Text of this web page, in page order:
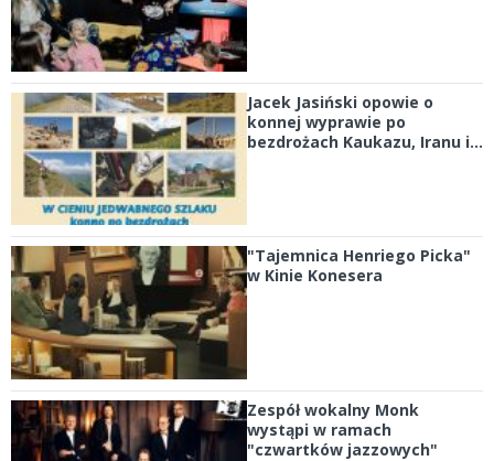
Jacek Jasiński opowie o
konnej wyprawie po
bezdrożach Kaukazu, Iranu i...
"Tajemnica Henriego Picka"
w Kinie Konesera
Zespół wokalny Monk
wystąpi w ramach
"czwartków jazzowych"